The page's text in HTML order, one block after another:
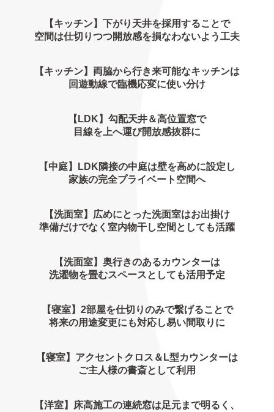
【キッチン】下がり天井を採用することで
空間は仕切りつつ開放感を損なわないよう工夫
【キッチン】両脇から行き来可能なキッチンは
回遊動線で臨機応変に使い分け
【LDK】勾配天井＆高位置窓で
目線を上へ運び開放感抜群に
【中庭】LDK隣接の中庭は壁を高めに設定し
家族の完全プライベート空間へ
【洗面室】広めにとった洗面室はお出掛け
準備だけでなく室内物干し空間としても活躍
【洗面室】奥行きのあるカウンターは
洗濯物を畳むスペースとしても活用予定
【寝室】2部屋を仕切りのみで繋げることで
将来の用途変更にも対応し易い間取りに
【寝室】アクセントクロス＆L型カウンターは
ご主人様の書斎として利用
【洋室】床高施工の連続窓は足元まで明るく、